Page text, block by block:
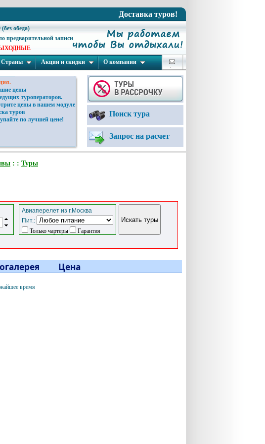
Доставка туров!
обеда)
предварительной записи
Страны Акции и скидки О компании
цены
туроператоров.
цены в нашем модуле
туров
по лучшей цене!
Поиск тура
Запрос на расчет
: : Туры
Авиаперелет из г.Москва
Пит.:
Только чартеры
Гарантия
Цена
время